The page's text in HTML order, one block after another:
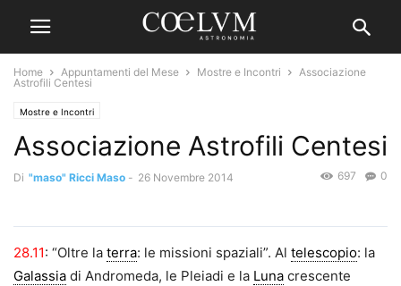
Home Appuntamenti del Mese Mostre e Incontri
Associazione
Astrofili Centesi
Mostre e Incontri
Associazione Astrofili Centesi
Di "maso" Ricci Maso - 26 Novembre 2014 0
697
28.11: “Oltre la terra: le missioni spaziali”. Al telescopio: la
Galassia di Andromeda, le Pleiadi e la Luna crescente